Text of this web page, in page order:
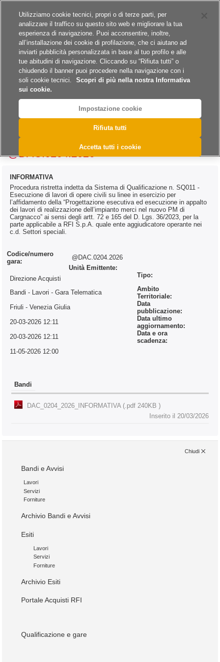
A
@DAC.0204.2026
INFORMATIVA
Procedura ristretta indetta da Sistema di Qualificazione n. SQ011 -
Esecuzione di lavori di opere civili su linee in esercizio per
l’affidamento della “Progettazione esecutiva ed esecuzione in appalto
dei lavori di realizzazione dell’impianto merci nel nuovo PM di
Cargnacco” ai sensi degli artt. 72 e 165 del D. Lgs. 36/2023, per la
parte applicabile a RFI S.p.A. quale ente aggiudicatore operante nei
c.d. Settori speciali.
Codice/numero
gara:
@DAC.0204.2026
Unità Emittente:
Direzione Acquisti
Tipo:
Bandi - Lavori- Gara Telematica
Ambito
Territoriale:
Friuli - Venezia Giulia
Data
pubblicazione:
20-03-2026 12:11
Data ultimo
aggiornamento:
20-03-2026 12:11
Data e ora
scadenza:
11-05-2026 12:00
Bandi
DAC_0204_2026_INFORMATIVA (.pdf 240KB )
Inserito il 20/03/2026
Chiudi
Bandi e Avvisi
Lavori
Servizi
Forniture
Archivio Bandi e Avvisi
Esiti
Lavori
Servizi
Forniture
Archivio Esiti
Portale Acquisti RFI
Qualificazione e gare
Utilizziamo cookie tecnici, propri o di terze parti, per
analizzare il traffico su questo sito web e migliorare la tua
esperienza di navigazione. Puoi acconsentire, inoltre,
all’installazione dei cookie di profilazione, che ci aiutano ad
inviarti pubblicità personalizzata in base al tuo profilo e alle
tue abitudini di navigazione. Cliccando su “Rifiuta tutti” o
chiudendo il banner puoi procedere nella navigazione con i
soli cookie tecnici.
Scopri di più nella nostra Informativa
sui cookie.
Impostazione cookie
Rifiuta tutti
Accetta tutti i cookie